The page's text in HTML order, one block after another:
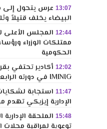
13:07 عرس يتحول إلى
البيضاء يخلف قتيلاً
12:44 المجلس
ممتلكات الوزراء
الحكومية
12:02 أكادير تحتفي
IMINIG في دورته الرابعة
11:47 استجابة
الإدارية إيزيكي
15:48 الملحقة
توعوية لمراقبة محلات